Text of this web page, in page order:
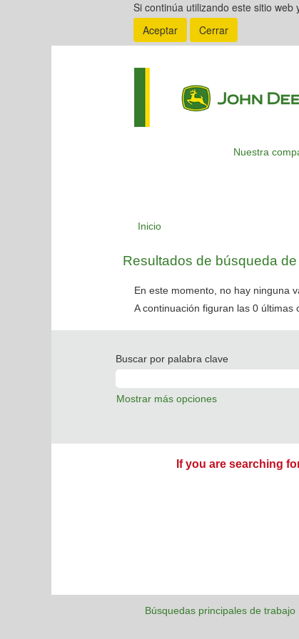
Si continúa utilizando este sitio
Aceptar
Cerrar
Nuestra
Inicio
Resultados de búsqueda de
En este momento, no hay ninguna
A continuación figuran las 0
Buscar por palabra clave
Mostrar más opciones
If you are searching
Búsquedas principales de trabajo